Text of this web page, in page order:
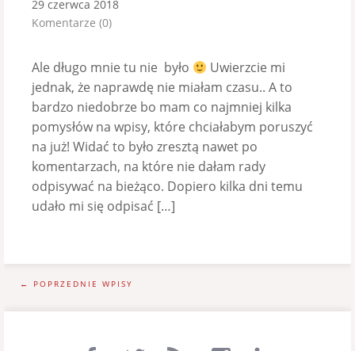
29 czerwca 2018
Komentarze (0)
Ale długo mnie tu nie było
Uwierzcie mi
jednak, że naprawdę nie miałam czasu.. A to
bardzo niedobrze bo mam co najmniej kilka
pomysłów na wpisy, które chciałabym poruszyć
na już! Widać to było zresztą nawet po
komentarzach, na które nie dałam rady
odpisywać na bieżąco. Dopiero kilka dni temu
udało mi się odpisać […]
← POPRZEDNIE WPISY